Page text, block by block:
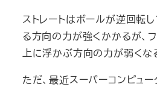
ストレートはボールが逆回転
る方向の力が強くかかるが、
上に浮かぶ方向の力が弱くな
ただ、最近スーパーコンピュ